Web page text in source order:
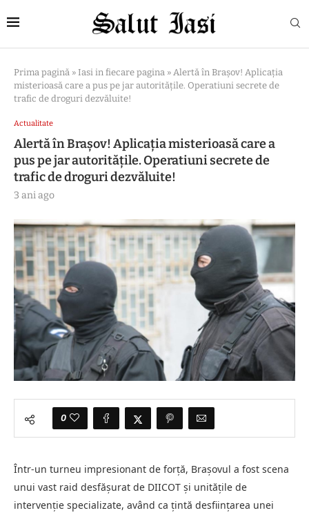
Prima pagină » Iasi in fiecare pagina » Alertă în Brașov! Aplicația
misterioasă care a pus pe jar autoritățile. Operatiuni secrete de
trafic de droguri dezvăluite!
Actualitate
Alertă în Brașov! Aplicația misterioasă care a
pus pe jar autoritățile. Operatiuni secrete de
trafic de droguri dezvăluite!
3 ani ago
0
Într-un turneu impresionant de forță, Brașovul a fost scena
unui vast raid desfășurat de DIICOT și unitățile de
intervenție specializate, având ca țintă desființarea unei